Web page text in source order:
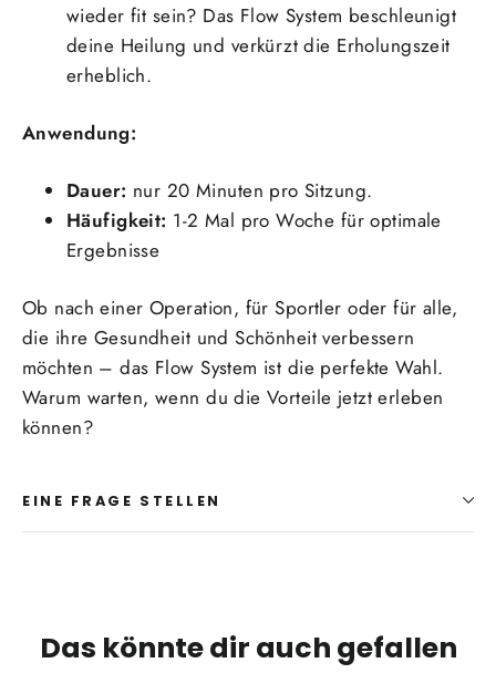
wieder fit sein? Das Flow System beschleunigt
deine Heilung und verkürzt die Erholungszeit
erheblich.
Anwendung:
Dauer: nur 20 Minuten pro Sitzung.
Häufigkeit: 1-2 Mal pro Woche für optimale
Ergebnisse
Ob nach einer Operation, für Sportler oder für alle,
die ihre Gesundheit und Schönheit verbessern
möchten – das Flow System ist die perfekte Wahl.
Warum warten, wenn du die Vorteile jetzt erleben
können?
EINE FRAGE STELLEN
Das könnte dir auch gefallen